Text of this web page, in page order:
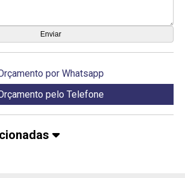
por Whatsapp
pelo Telefone